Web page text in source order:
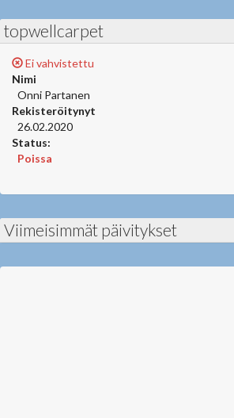
topwellcarpet
Ei vahvistettu
Nimi
Onni Partanen
Rekisteröitynyt
26.02.2020
Status:
Poissa
Viimeisimmät päivitykset